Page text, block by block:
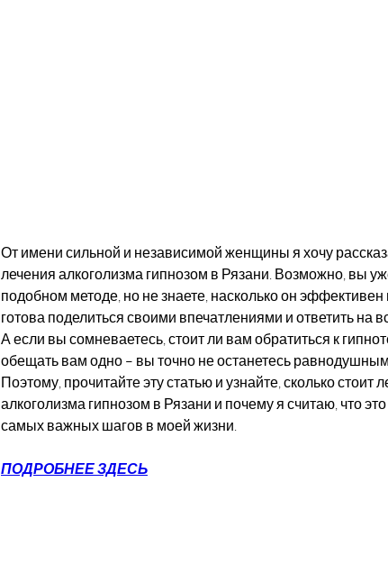
От имени сильной и независимой женщины я хочу
лечения алкоголизма гипнозом в Рязани. Возможно, вы
подобном методе, но не знаете, насколько он эффективен
готова поделиться своими впечатлениями и ответить на
А если вы сомневаетесь, стоит ли вам обратиться к
обещать вам одно – вы точно не останетесь
Поэтому, прочитайте эту статью и узнайте, сколько стоит
алкоголизма гипнозом в Рязани и почему я считаю, что
самых важных шагов в моей жизни.
ПОДРОБНЕЕ ЗДЕСЬ